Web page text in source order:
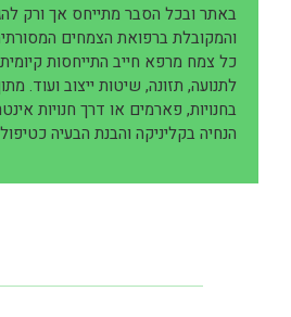
באתר ובכל הסבר מתייחס אך ורק
והמקובלת ברפואת הצמחים
כל צמח מרפא חייב התייחסות
לתנועה, תזונה, שיטות ייצוב ועוד.
בחנויות, פארמים או דרך חנויות
הנחיה בקליניקה והבנת הבעיה